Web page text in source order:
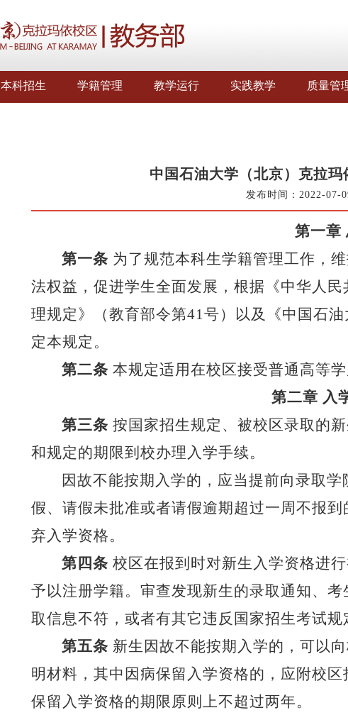
本科招生 学籍管理 教学运行 实践教学 质量管
中国石油大学（北京）克拉
发布时间：2022-07-
第一章
第一条 为了规范本科生学籍管理工作，
法权益，促进学生全面发展，根据《中华人
理规定》（教育部令第41号）以及《中国石
定本规定。
第二条 本规定适用在校区接受普通高等
第二章 入
第三条 按国家招生规定、被校区录取的
和规定的期限到校办理入学手续。
因故不能按期入学的，应当提前向录取
假、请假未批准或者请假逾期超过一周不报
弃入学资格。
第四条 校区在报到时对新生入学资格进
予以注册学籍。审查发现新生的录取通知、
取信息不符，或者有其它违反国家招生考试规
第五条 新生因故不能按期入学的，可以
明材料，其中因病保留入学资格的，应附校
保留入学资格的期限原则上不超过两年。